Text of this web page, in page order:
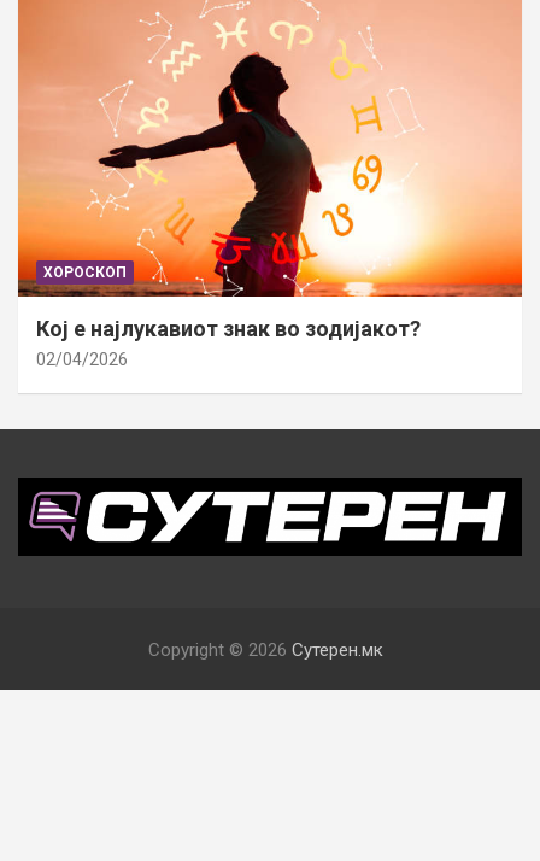
ХОРОСКОП
Кој е најлукавиот знак во зодијакот?
02/04/2026
Copyright © 2026 Сутерен.мк